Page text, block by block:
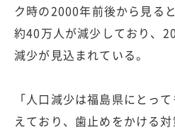
ク時の2000年前後から見る
約40万人が減少しており、
減少が見込まれている。
「人口減少は福島県にとっ
えており、歯止めをかける